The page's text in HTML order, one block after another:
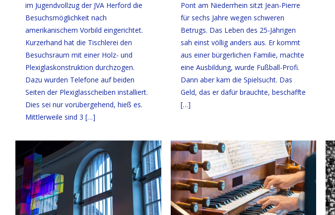
im Jugendvollzug der JVA Herford die
Besuchsmöglichkeit nach
amerikanischem Vorbild eingerichtet.
Kurzerhand hat die Tischlerei den
Besuchsraum mit einer Holz- und
Plexiglaskonstruktion durchzogen.
Dazu wurden Telefone auf beiden
Seiten der Plexiglasscheiben installiert.
Dies sei nur vorübergehend, hieß es.
Mittlerweile sind 3 […]
Pont am Niederrhein sitzt Jean-Pierre
für sechs Jahre wegen schweren
Betrugs. Das Leben des 25-Jährigen
sah einst völlig anders aus. Er kommt
aus einer bürgerlichen Familie, machte
eine Ausbildung, wurde Fußball-Profi.
Dann aber kam die Spielsucht. Das
Geld, das er dafür brauchte, beschaffte
[…]